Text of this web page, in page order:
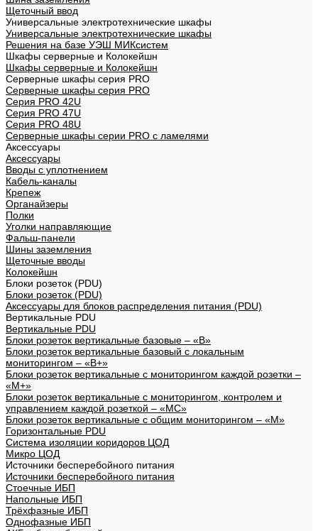
Щеточный ввод
Универсальные электротехнические шкафы
Универсальные электротехнические шкафы
Решения на базе УЭШ МИКсистем
Шкафы серверные и Колокейшн
Шкафы серверные и Колокейшн
Серверные шкафы серия PRO
Серверные шкафы серия PRO
Серия PRO 42U
Серия PRO 47U
Серия PRO 48U
Серверные шкафы серии PRO с ламелями
Аксессуары
Аксессуары
Вводы с уплотнением
Кабель-каналы
Крепеж
Органайзеры
Полки
Уголки направляющие
Фальш-панели
Шины заземления
Щеточные вводы
Колокейшн
Блоки розеток (PDU)
Блоки розеток (PDU)
Аксессуары для блоков распределения питания (PDU)
Вертикальные PDU
Вертикальные PDU
Блоки розеток вертикальные базовые – «В»
Блоки розеток вертикальные базовый с локальным
мониторингом – «В+»
Блоки розеток вертикальные с мониторингом каждой розетки –
«М+»
Блоки розеток вертикальные с мониторингом, контролем и
управлением каждой розеткой – «МС»
Блоки розеток вертикальные с общим мониторингом – «М»
Горизонтальные PDU
Система изоляции коридоров ЦОД
Микро ЦОД
Источники бесперебойного питания
Источники бесперебойного питания
Стоечные ИБП
Напольные ИБП
Трёхфазные ИБП
Однофазные ИБП